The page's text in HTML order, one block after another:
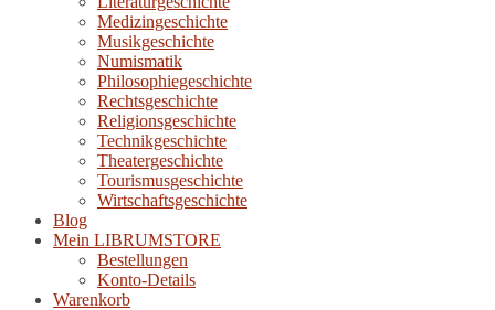
Medizingeschichte
Musikgeschichte
Numismatik
Philosophiegeschichte
Rechtsgeschichte
Religionsgeschichte
Technikgeschichte
Theatergeschichte
Tourismusgeschichte
Wirtschaftsgeschichte
Blog
Mein LIBRUMSTORE
Bestellungen
Konto-Details
Warenkorb